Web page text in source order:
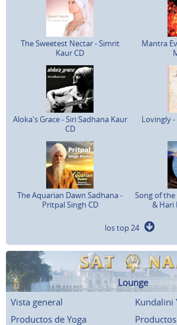
The Sweetest Nectar - Simrit
Kaur CD
Mantra
Aloka's Grace - Siri Sadhana Kaur
CD
Lovingly -
The Aquarian Dawn Sadhana -
Pritpal Singh CD
Song of the
& Hari
los top 24
Lounge
Vista general
Kundalini
Productos de Yoga